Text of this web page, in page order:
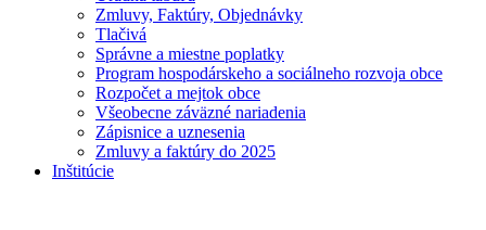
Zmluvy, Faktúry, Objednávky
Tlačivá
Správne a miestne poplatky
Program hospodárskeho a sociálneho rozvoja obce
Rozpočet a mejtok obce
Všeobecne záväzné nariadenia
Zápisnice a uznesenia
Zmluvy a faktúry do 2025
Inštitúcie